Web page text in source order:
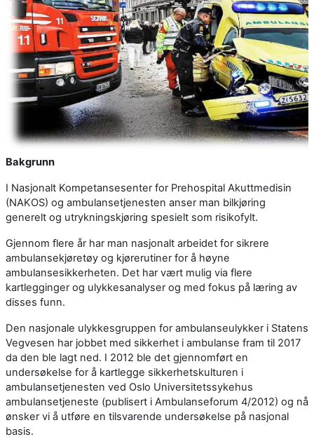
Bakgrunn
I Nasjonalt Kompetansesenter for Prehospital Akuttmedisin
(NAKOS) og ambulansetjenesten anser man bilkjøring
generelt og utrykningskjøring spesielt som risikofylt.
Gjennom flere år har man nasjonalt arbeidet for sikrere
ambulansekjøretøy og kjørerutiner for å høyne
ambulansesikkerheten. Det har vært mulig via flere
kartlegginger og ulykkesanalyser og med fokus på læring av
disses funn.
Den nasjonale ulykkesgruppen for ambulanseulykker i Statens
Vegvesen har jobbet med sikkerhet i ambulanse fram til 2017
da den ble lagt ned. I 2012 ble det gjennomført en
undersøkelse for å kartlegge sikkerhetskulturen i
ambulansetjenesten ved Oslo Universitetssykehus
ambulansetjeneste (publisert i Ambulanseforum 4/2012) og nå
ønsker vi å utføre en tilsvarende undersøkelse på nasjonal
basis.